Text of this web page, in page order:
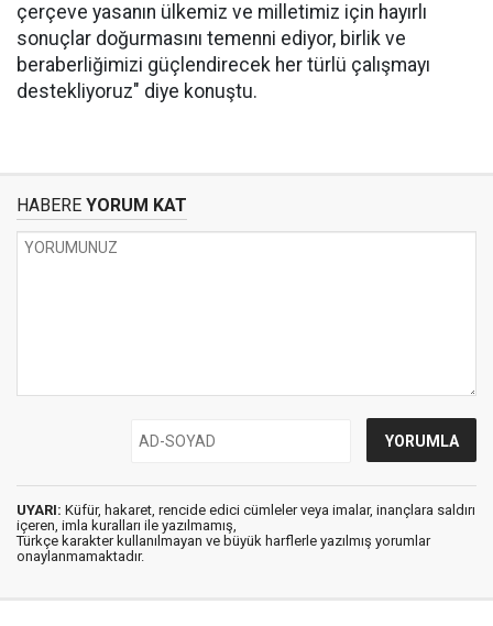
çerçeve yasanın ülkemiz ve milletimiz için hayırlı
sonuçlar doğurmasını temenni ediyor, birlik ve
beraberliğimizi güçlendirecek her türlü çalışmayı
destekliyoruz" diye konuştu.
HABERE YORUM KAT
UYARI: Küfür, hakaret, rencide edici cümleler veya imalar, inançlara saldırı
içeren, imla kuralları ile yazılmamış,
Türkçe karakter kullanılmayan ve büyük harflerle yazılmış yorumlar
onaylanmamaktadır.